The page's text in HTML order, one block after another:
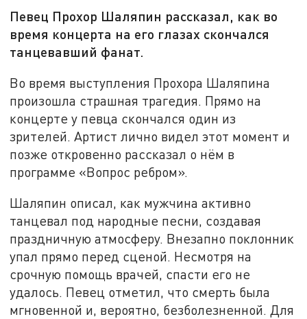
Певец Прохор Шаляпин рассказал, как во
время концерта на его глазах скончался
танцевавший фанат.
Во время выступления Прохора Шаляпина
произошла страшная трагедия. Прямо на
концерте у певца скончался один из
зрителей. Артист лично видел этот момент и
позже откровенно рассказал о нём в
программе «Вопрос ребром».
Шаляпин описал, как мужчина активно
танцевал под народные песни, создавая
праздничную атмосферу. Внезапно поклонник
упал прямо перед сценой. Несмотря на
срочную помощь врачей, спасти его не
удалось. Певец отметил, что смерть была
мгновенной и, вероятно, безболезненной. Для